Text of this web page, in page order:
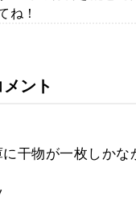
ね！
ント
干物が一枚しかな